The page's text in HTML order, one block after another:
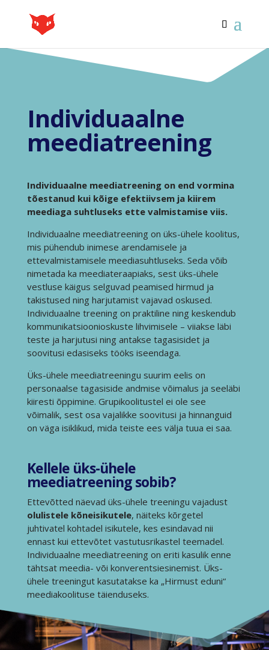
Individuaalne
meediatreening
Individuaalne meediatreeningon end vormina
tõestanud kui kõige efektiivsemja kiirem
meediaga suhtluseks ette valmistamise viis.
Individuaalne meediatreening on üks-ühele koolitus,
mis pühendub inimese arendamisele ja
ettevalmistamisele meediasuhtluseks. Seda võib
nimetada ka meediateraapiaks, sest üks-ühele
vestluse käigus selguvad peamised hirmud ja
takistused ning harjutamist vajavad oskused.
Individuaalne treening on praktiline ning keskendub
kommunikatsioonioskuste lihvimisele – viiakse läbi
teste ja harjutusi ning antakse tagasisidet ja
soovitusi edasiseks tööks iseendaga.
Üks-ühele meediatreeningu suurim eelis on
personaalse tagasiside andmise võimalus ja seeläbi
kiiresti õppimine. Grupikoolitustel ei ole see
võimalik, sest osa vajalikke soovitusi ja hinnanguid
on väga isiklikud, mida teiste ees välja tuua ei saa.
Kellele üks-ühele
meediatreening sobib?
Ettevõtted näevad üks-ühele treeningu vajadust
olulistele kõneisikutele, näiteks kõrgetel
juhtivatel kohtadel isikutele, kes esindavad nii
ennast kui ettevõtet vastutusrikastel teemadel.
Individuaalne meediatreening on eriti kasulik enne
tähtsat meedia- või konverentsiesinemist. Üks-
ühele treeningut kasutatakse ka „Hirmust eduni“
meediakoolituse täienduseks.